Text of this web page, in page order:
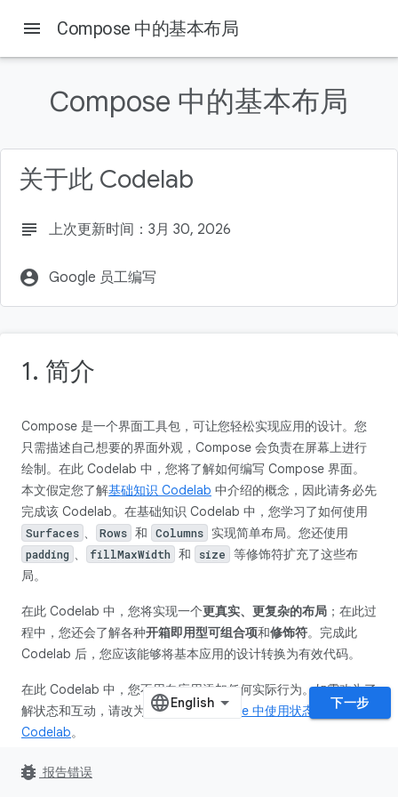
本页内容
学习内容
所需条件
构建内容
menu Compose 中的基本布局
Compose 中的基本布局
关于此 Codelab
subject 上次更新时间：3月 30, 2026
account_circle Google 员工编写
1. 简介
Compose 是一个界面工具包，可让您轻松实现应用的设计。您
只需描述自己想要的界面外观，Compose 会负责在屏幕上进行
绘制。在此 Codelab 中，您将了解如何编写 Compose 界面。
本文假定您了解基础知识 Codelab 中介绍的概念，因此请务必先
完成该 Codelab。在基础知识 Codelab 中，您学习了如何使用
Surfaces 、 Rows 和 Columns 实现简单布局。您还使用
padding 、 fillMaxWidth 和 size
等修饰符扩充了这些布
局。
在此 Codelab 中，您将实现一个更真实、更复杂的布局 ；在此过
程中，您还会了解各种开箱即用型可组合项和修饰符。完成此
Codelab 后，您应该能够将基本应用的设计转换为有效代码。
在此 Codelab 中，您不用向应用添加任何实际行为。如需改为了
解状态和互动，请改为完成“在 Compose 中使用状态”
Codelab。
如果您在学习此 Codelab 的过程中需要获得更多支持，请查看以
下一步
bug_report 报告错误